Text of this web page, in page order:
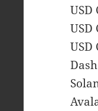
USD
USD